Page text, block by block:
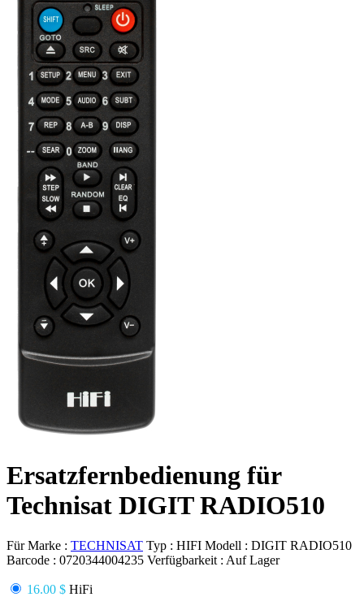
Ersatzfernbedienung für
Technisat DIGIT RADIO510
Für Marke : TECHNISAT Typ : HIFI Modell : DIGIT RADIO510
Barcode : 0720344004235 Verfügbarkeit : Auf Lager
16.00 $ HiFi